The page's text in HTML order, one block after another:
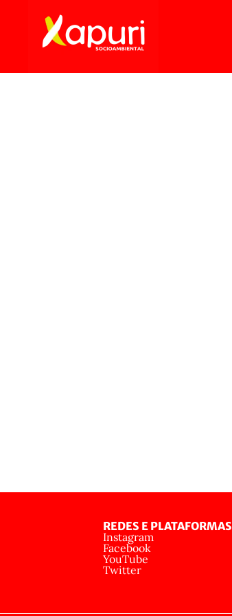
REDES E PLATAFORMAS
Instagram
Facebook
YouTube
Twitter